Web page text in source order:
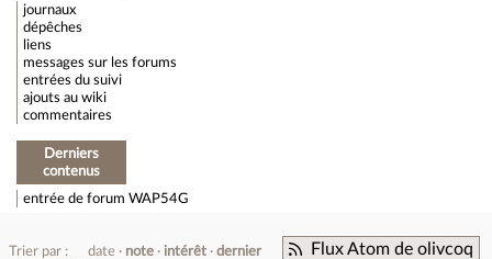
journaux
dépêches
liens
messages sur les forums
entrées du suivi
ajouts au wiki
commentaires
Derniers
contenus
entrée de forum WAP54G
Flux Atom de olivcoq
Trier par : date note intérêt
dernier